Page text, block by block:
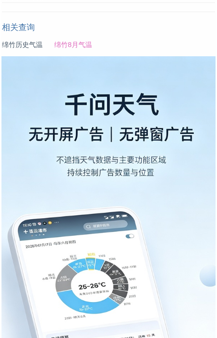
相关查询
绵竹历史气温 绵竹8月气温